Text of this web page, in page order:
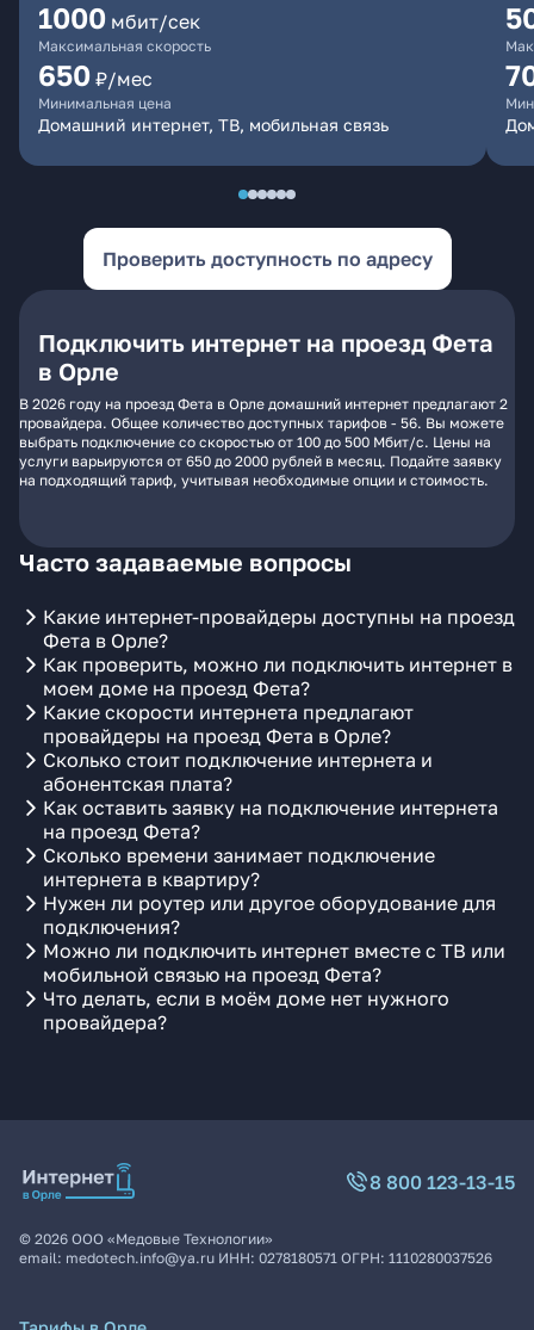
1000 мбит/сек
Максимальная скорость
650 ₽/мес
Минимальная цена
Домашний интернет, ТВ, мобильная связь
Проверить доступность по адресу
Подключить интернет на проезд Фета
в Орле
В 2026 году на проезд Фета в Орле домашний интернет предлагают 2
провайдера. Общее количество доступных тарифов - 56. Вы можете
выбрать подключение со скоростью от 100 до 500 Мбит/с. Цены на
услуги варьируются от 650 до 2000 рублей в месяц. Подайте заявку
на подходящий тариф, учитывая необходимые опции и стоимость.
Часто задаваемые вопросы
Какие интернет-провайдеры доступны на проезд
Фета в Орле?
Как проверить, можно ли подключить интернет в
моем доме на проезд Фета?
Какие скорости интернета предлагают
провайдеры на проезд Фета в Орле?
Сколько стоит подключение интернета и
абонентская плата?
Как оставить заявку на подключение интернета
на проезд Фета?
Сколько времени занимает подключение
интернета в квартиру?
Нужен ли роутер или другое оборудование для
подключения?
Можно ли подключить интернет вместе с ТВ или
мобильной связью на проезд Фета?
Что делать, если в моём доме нет нужного
провайдера?
8 800 123-13-15
© 2026 ООО «Медовые Технологии»
email: medotech.info@ya.ru ИНН: 0278180571 ОГРН: 1110280037526